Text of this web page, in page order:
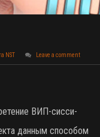
NST Leave a comment
ВИП-сисси-
данным способом